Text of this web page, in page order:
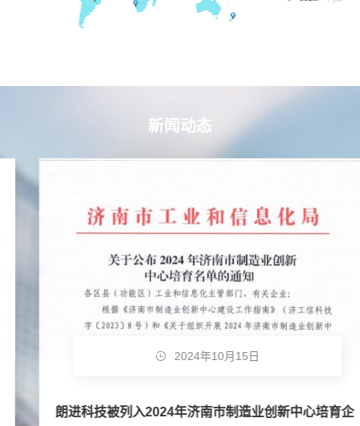
新闻动态
2024年10月15日
朗进科技被列入2024年济南市制造业创新中心培育企